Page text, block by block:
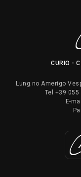
CURIO -
Lung.no Amerigo
Tel +39 055
E-